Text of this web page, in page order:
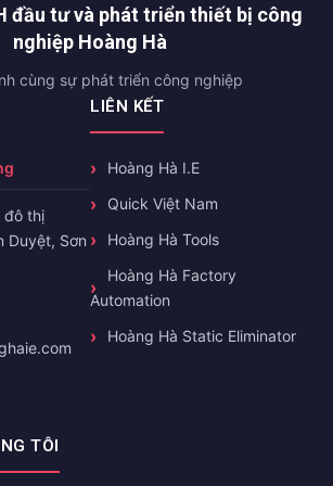
đầu tư và phát triển thiết bị công
nghiệp Hoàng Hà
cùng sự phát triển công nghiệp
đô thị
Duyệt, Sơn
LIÊN KẾT
Hoàng Hà I.E
Quick Việt Nam
Hoàng Hà Tools
Hoàng Hà Factory
Automation
Hoàng Hà Static Eliminator
TÔI